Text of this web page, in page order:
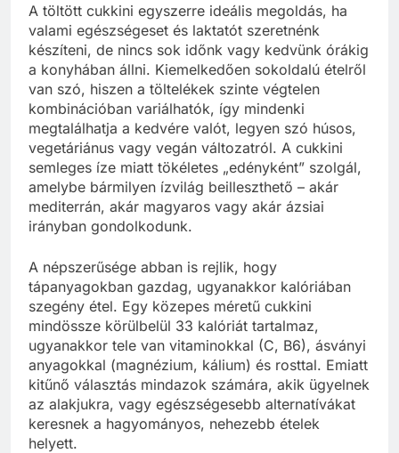
A töltött cukkini egyszerre ideális megoldás, ha
valami egészségeset és laktatót szeretnénk
készíteni, de nincs sok időnk vagy kedvünk órákig
a konyhában állni. Kiemelkedően sokoldalú ételről
van szó, hiszen a töltelékek szinte végtelen
kombinációban variálhatók, így mindenki
megtalálhatja a kedvére valót, legyen szó húsos,
vegetáriánus vagy vegán változatról. A cukkini
semleges íze miatt tökéletes „edényként” szolgál,
amelybe bármilyen ízvilág beilleszthető – akár
mediterrán, akár magyaros vagy akár ázsiai
irányban gondolkodunk.
A népszerűsége abban is rejlik, hogy
tápanyagokban gazdag, ugyanakkor kalóriában
szegény étel. Egy közepes méretű cukkini
mindössze körülbelül 33 kalóriát tartalmaz,
ugyanakkor tele van vitaminokkal (C, B6), ásványi
anyagokkal (magnézium, kálium) és rosttal. Emiatt
kitűnő választás mindazok számára, akik ügyelnek
az alakjukra, vagy egészségesebb alternatívákat
keresnek a hagyományos, nehezebb ételek
helyett.